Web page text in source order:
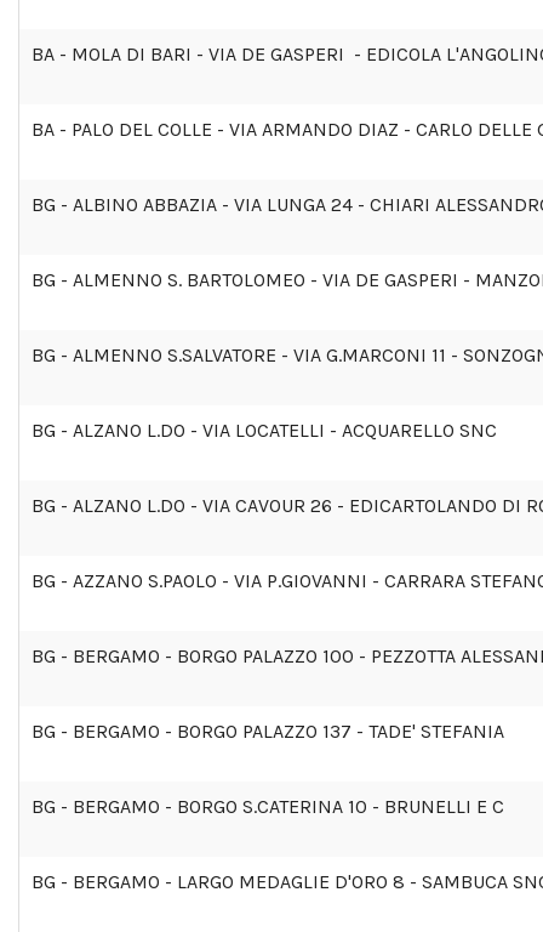
BA - MOLA DI BARI - VIA DE GASPERI - EDICOLA
BA - PALO DEL COLLE - VIA ARMANDO DIAZ - CARLO DELLE
BG - ALBINO ABBAZIA - VIA LUNGA 24 - CHIARI
BG - ALMENNO S. BARTOLOMEO - VIA DE GASPERI -
BG - ALMENNO S.SALVATORE - VIA G.MARCONI 11 -
BG - ALZANO L.DO - VIA LOCATELLI - ACQUARELLO SNC
BG - ALZANO L.DO - VIA CAVOUR 26 - EDICARTOLANDO DI
BG - AZZANO S.PAOLO - VIA P.GIOVANNI - CARRARA
BG - BERGAMO - BORGO PALAZZO 100 - PEZZOTTA
BG - BERGAMO - BORGO PALAZZO 137 - TADE' STEFANIA
BG - BERGAMO - BORGO S.CATERINA 10 - BRUNELLI E C
BG - BERGAMO - LARGO MEDAGLIE D'ORO 8 - SAMBUCA